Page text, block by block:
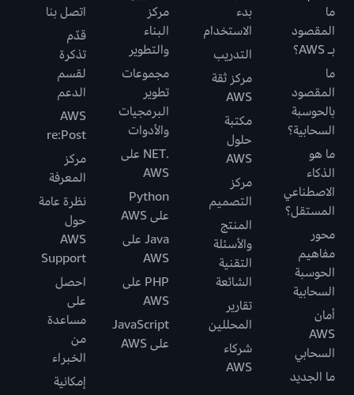
ما
المقصود
بـ AWS؟
ما
المقصود
بالحوسبة
السحابية؟
ما هو
الذكاء
الاصطناعي
المستقل؟
محور
مفاهيم
الحوسبة
السحابية
أمان
AWS
السحابي
ما الجديد
بدء
الاستخدام
التدريب
مركز ثقة
AWS
مكتبة
حلول
AWS
مركز
التصميم
المنتج
والأسئلة
التقنية
الشائعة
تقارير
المحللين
شركاء
AWS
مركز
البناء
والتطوير
مجموعات
تطوير
البرمجيات
والأدوات
.NET على
AWS
Python
على AWS
Java على
AWS
PHP على
AWS
JavaScript
على AWS
اتصل بنا
قدّم
تذكرة
لقسم
الدعم
AWS
re:Post
مركز
المعرفة
نظرة عامة
حول
AWS
Support
احصل
على
مساعدة
من
الخبراء
إمكانية